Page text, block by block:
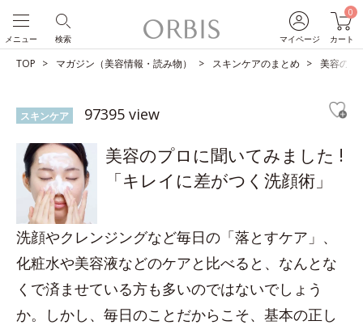
マイページ
0
カート
検索
メニュー
TOP マガジン（美容情報・読み物） スキンケアのまとめ 美容のプ
スキンケア 97395 view
美容のプロに聞いてみました !
「キレイに差がつく洗顔術」
洗顔やクレンジングなど毎日の「落とすケア」、
化粧水や美容液などのケアと比べると、なんとな
くで済ませている方も多いのではないでしょう
か。しかし、毎日のことだからこそ、基本の正し